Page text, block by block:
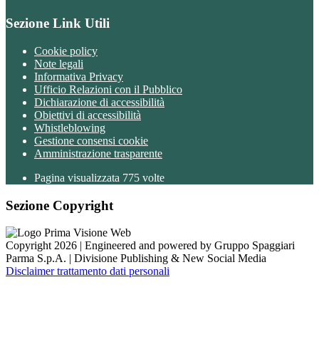
Sezione Link Utili
Cookie policy
Note legali
Informativa Privacy
Ufficio Relazioni con il Pubblico
Dichiarazione di accessibilità
Obiettivi di accessibilità
Whistleblowing
Gestione consensi cookie
Amministrazione trasparente
Pagina visualizzata 775 volte
Sezione Copyright
Copyright 2026 | Engineered and powered by Gruppo Spaggiari
Parma S.p.A. | Divisione Publishing & New Social Media
Disclaimer trattamento dati personali